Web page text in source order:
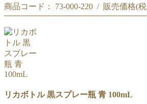
黒スポイト瓶 褐色 30mL
商品コード： 73-000-220 / 販売価格(税
黒スポイト瓶 褐色 30mL
リカボトル 黒スプレー瓶 青 100mL